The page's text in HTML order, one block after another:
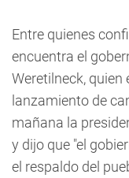
Entre quienes
encuentra el
Weretilneck, quien
lanzamiento de
mañana la
y dijo que "el
el respaldo del